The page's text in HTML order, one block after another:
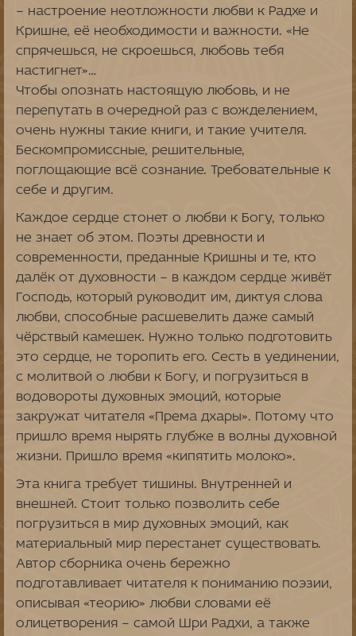
– настроение неотложности любви к Радхе и
Кришне, её необходимости и важности. «Не
спрячешься, не скроешься, любовь тебя
настигнет»…
Чтобы опознать настоящую любовь, и не
перепутать в очередной раз с вожделением,
очень нужны такие книги, и такие учителя.
Бескомпромиссные, решительные,
поглощающие всё сознание. Требовательные к
себе и другим.
Каждое сердце стонет о любви к Богу, только
не знает об этом. Поэты древности и
современности, преданные Кришны и те, кто
далёк от духовности – в каждом сердце живёт
Господь, который руководит им, диктуя слова
любви, способные расшевелить даже самый
чёрствый камешек. Нужно только подготовить
это сердце, не торопить его. Сесть в уединении,
с молитвой о любви к Богу, и погрузиться в
водовороты духовных эмоций, которые
закружат читателя «Према дхары». Потому что
пришло время нырять глубже в волны духовной
жизни. Пришло время «кипятить молоко».
Эта книга требует тишины. Внутренней и
внешней. Стоит только позволить себе
погрузиться в мир духовных эмоций, как
материальный мир перестанет существовать.
Автор сборника очень бережно
подготавливает читателя к пониманию поэзии,
описывая «теорию» любви словами её
олицетворения – самой Шри Радхи, а также